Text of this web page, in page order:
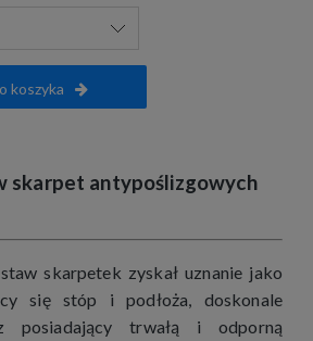
koszyka
skarpet antypoślizgowych
skarpetek zyskał uznanie jako
się stóp i podłoża, doskonale
posiadający trwałą i odporną